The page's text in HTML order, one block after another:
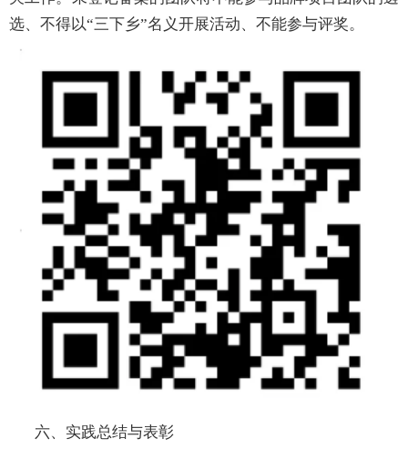
选、不得以“三下乡”名 义开展活动、不能参与评奖。
六、实践总结与表彰